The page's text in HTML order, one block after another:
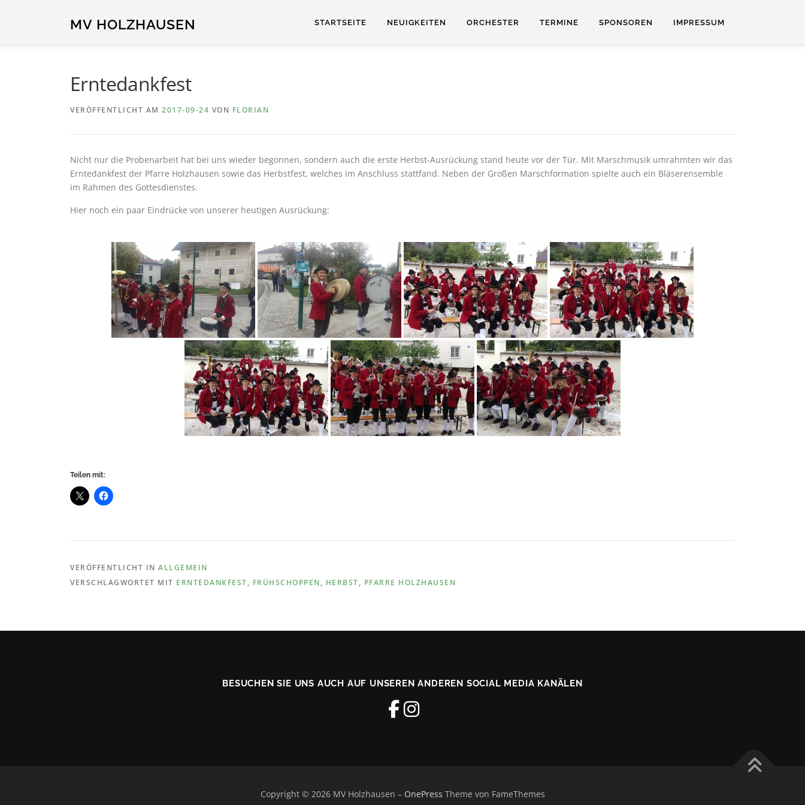
MV HOLZHAUSEN STARTSEITE NEUIGKEITEN ORCHESTER TERMINE SPONSOREN IMPRESSUM
Erntedankfest
VERÖFFENTLICHT AM 2017-09-24 VON FLORIAN
Nicht nur die Probenarbeit hat bei uns wieder begonnen, sondern auch die erste Herbst-Ausrückung stand heute vor der Tür. Mit Marschmusik umrahmten wir das
Erntedankfest der Pfarre Holzhausen sowie das Herbstfest, welches im Anschluss stattfand. Neben der Großen Marschformation spielte auch ein Bläserensemble
im Rahmen des Gottesdienstes.
Hier noch ein paar Eindrücke von unserer heutigen Ausrückung:
Teilen mit:
VERÖFFENTLICHT IN ALLGEMEIN
VERSCHLAGWORTET MIT ERNTEDANKFEST, FRÜHSCHOPPEN, HERBST, PFARRE HOLZHAUSEN
BESUCHEN SIE UNS AUCH AUF UNSEREN ANDEREN SOCIAL MEDIA KANÄLEN
Copyright © 2026 MV Holzhausen – OnePress Theme von FameThemes